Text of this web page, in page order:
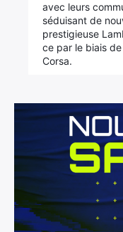
avec leurs
séduisant de
prestigieuse
ce par le biais
Corsa.